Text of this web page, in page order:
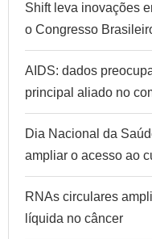
Shift leva inovações
o Congresso
AIDS: dados
principal aliado no
Dia Nacional da
ampliar o acesso ao
RNAs circulares
líquida no câncer